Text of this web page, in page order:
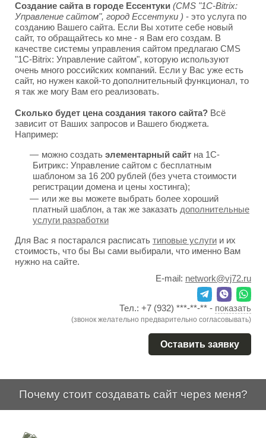
Создание сайта в городе Ессентуки (CMS "1C-Bitrix:
Управление сайтом", город Ессентуки ) - это услуга по
созданию Вашего сайта. Если Вы хотите себе новый
сайт, то обращайтесь ко мне - я Вам его создам. В
качестве системы управления сайтом предлагаю CMS
"1C-Bitrix: Управление сайтом", которую используют
очень много российских компаний. Если у Вас уже есть
сайт, но нужен какой-то дополнительный функционал, то
я так же могу Вам его реализовать.
Сколько будет цена создания такого сайта? Всё
зависит от Ваших запросов и Вашего бюджета.
Например:
можно создать элементарный сайт на 1С-
Битрикс: Управление сайтом с бесплатным
шаблоном за 16 200 рублей (без учета стоимости
регистрации домена и цены хостинга);
или же вы можете выбрать более хороший
платный шаблон, а так же заказать дополнительные
услуги разработки
Для Вас я постарался расписать типовые услуги и их
стоимость, что бы Вы сами выбирали, что именно Вам
нужно на сайте.
E-mail: network@vj72.ru
Тел.: +7 (932) ***-**-** - показать
(звонок желательно предварительно согласовывать)
Оставить заявку
Почему стоит создавать сайт через меня?